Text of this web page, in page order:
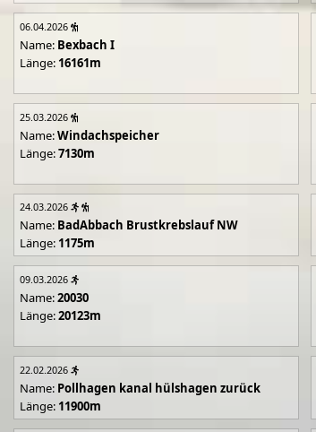
06.04.2026
Name: Bexbach I
Länge: 16161m
25.03.2026
Name:Windachspeicher
Länge:7130m
24.03.2026
Name: BadAbbach Brustkrebslauf NW
Länge: 1175m
09.03.2026
Name:20030
Länge:20123m
22.02.2026
Name: Pollhagen kanal hülshagen zurück
Länge: 11900m